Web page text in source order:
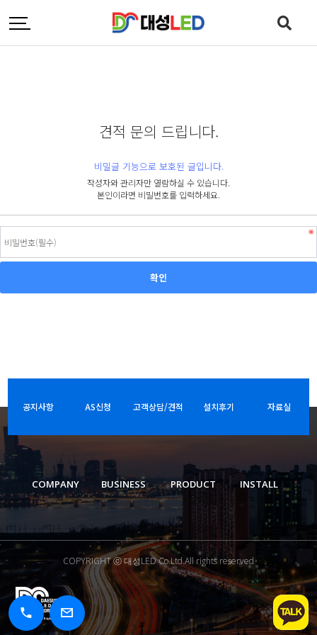
견적 문의 드립니다.
비밀글 기능으로 보호된 글입니다.
작성자와 관리자만 열람하실 수 있습니다.
본인이라면 비밀번호를 입력하세요.
공지사항 AS신청 고객상담/견적 설치후기 자료실
COMPANY BUSINESS PRODUCT INSTALL
COPYRIGHT ⓒ 대성LED Co.Ltd.All rights reserved